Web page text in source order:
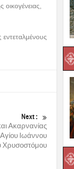
οικογένειας,
Next :
Ακαρνανίας
Ιωάννου
Χρυσοστόμου